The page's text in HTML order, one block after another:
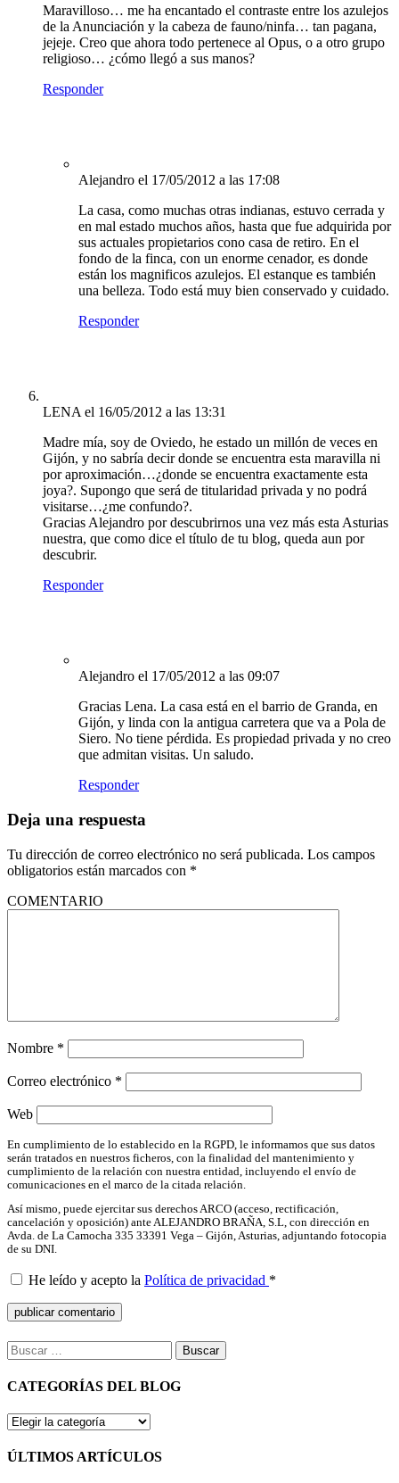
Maravilloso… me ha encantado el contraste entre los azulejos
de la Anunciación y la cabeza de fauno/ninfa… tan pagana,
jejeje. Creo que ahora todo pertenece al Opus, o a otro grupo
religioso… ¿cómo llegó a sus manos?
Responder
Alejandro el 17/05/2012 a las 17:08
La casa, como muchas otras indianas, estuvo cerrada y
en mal estado muchos años, hasta que fue adquirida por
sus actuales propietarios cono casa de retiro. En el
fondo de la finca, con un enorme cenador, es donde
están los magnificos azulejos. El estanque es también
una belleza. Todo está muy bien conservado y cuidado.
Responder
LENA el 16/05/2012 a las 13:31
Madre mía, soy de Oviedo, he estado un millón de veces en
Gijón, y no sabría decir donde se encuentra esta maravilla ni
por aproximación…¿donde se encuentra exactamente esta
joya?. Supongo que será de titularidad privada y no podrá
visitarse…¿me confundo?.
Gracias Alejandro por descubrirnos una vez más esta Asturias
nuestra, que como dice el título de tu blog, queda aun por
descubrir.
Responder
Alejandro el 17/05/2012 a las 09:07
Gracias Lena. La casa está en el barrio de Granda, en
Gijón, y linda con la antigua carretera que va a Pola de
Siero. No tiene pérdida. Es propiedad privada y no creo
que admitan visitas. Un saludo.
Responder
Deja una respuesta
Tu dirección de correo electrónico no será publicada. Los campos
obligatorios están marcados con *
COMENTARIO
Nombre *
Correo electrónico *
Web
En cumplimiento de lo establecido en la RGPD, le informamos que sus datos
serán tratados en nuestros ficheros, con la finalidad del mantenimiento y
cumplimiento de la relación con nuestra entidad, incluyendo el envío de
comunicaciones en el marco de la citada relación.
Así mismo, puede ejercitar sus derechos ARCO (acceso, rectificación,
cancelación y oposición) ante ALEJANDRO BRAÑA, S.L, con dirección en
Avda. de La Camocha 335 33391 Vega – Gijón, Asturias, adjuntando fotocopia
de su DNI.
He leído y acepto la Política de privacidad *
Buscar:
CATEGORÍAS DEL BLOG
CATEGORÍAS
BLOG
ÚLTIMOS ARTÍCULOS